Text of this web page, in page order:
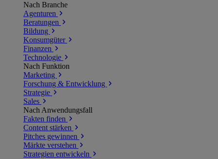
Nach Branche
Agenturen
Beratungen
Bildung
Konsumgüter
Finanzen
Technologie
Nach Funktion
Marketing
Forschung & Entwicklung
Strategie
Sales
Nach Anwendungsfall
Fakten finden
Content stärken
Pitches gewinnen
Märkte verstehen
Strategien entwickeln